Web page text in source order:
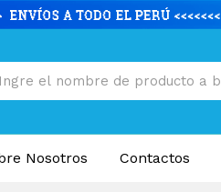
Nosotros Contactos
Valoraciones (0)